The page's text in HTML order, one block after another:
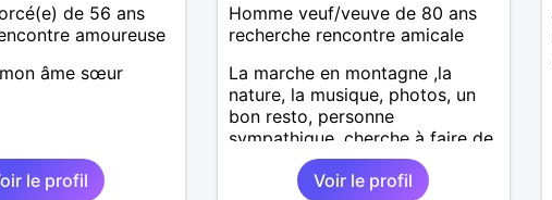
de 56 ans
amoureuse
âme sœur
le profil
Homme veuf/veuve de 80 ans
recherche rencontre amicale
La marche en montagne ,la
nature, la musique, photos, un
bon resto, personne
sympathique, cherche à faire de
nouvelles connaissances .
Voir le profil